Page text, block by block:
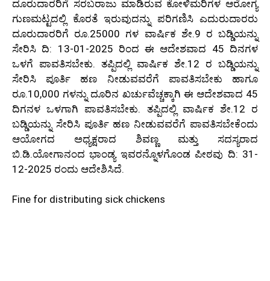
ದೂರುದಾರರಿಗೆ ಸರಬರಾಜು ಮಾಡಿರುವ ಕೋಳಿಮರಿಗಳ ಆರೋಗ್ಯ
ಗುಣಮಟ್ಟದಲ್ಲಿ ಕೊರತೆ ಇರುವುದನ್ನು ಪರಿಗಣಿಸಿ ಎದುರುದಾರರು
ದೂರುದಾರರಿಗೆ ರೂ.25000 ಗಳ ವಾರ್ಷಿಕ ಶೇ.9 ರ ಬಡ್ಡಿಯನ್ನು
ಸೇರಿಸಿ ದಿ: 13-01-2025 ರಿಂದ ಈ ಆದೇಶವಾದ 45 ದಿನಗಳ
ಒಳಗೆ ಪಾವತಿಸಬೇಕು. ತಪ್ಪಿದಲ್ಲಿ ವಾರ್ಷಿಕ ಶೇ.12 ರ ಬಡ್ಡಿಯನ್ನು
ಸೇರಿಸಿ ಪೂರ್ತಿ ಹಣ ನೀಡುವವರೆಗೆ ಪಾವತಿಸಬೇಕು ಹಾಗೂ
ರೂ.10,000 ಗಳನ್ನು ದೂರಿನ ಖರ್ಚುವೆಚ್ಚಕ್ಕಾಗಿ ಈ ಆದೇಶವಾದ 45
ದಿಗನಳ ಒಳಗಾಗಿ ಪಾವತಿಸಬೇಕು. ತಪ್ಪಿದಲ್ಲಿ ವಾರ್ಷಿಕ ಶೇ.12 ರ
ಬಡ್ಡಿಯನ್ನು ಸೇರಿಸಿ ಪೂರ್ತಿ ಹಣ ನೀಡುವವರೆಗೆ ಪಾವತಿಸಬೇಕೆಂದು
ಆಯೋಗದ ಅಧ್ಯಕ್ಷರಾದ ಶಿವಣ್ಣ ಮತ್ತು ಸದಸ್ಯರಾದ
ಬಿ.ಡಿ.ಯೋಗಾನಂದ ಭಾಂಡ್ಯ ಇವರನ್ನೊಳಗೊಂಡ ಪೀಠವು ದಿ: 31-
12-2025 ರಂದು ಆದೇಶಿಸಿದೆ.
Fine for distributing sick chickens